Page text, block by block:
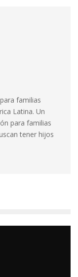
familias
Latina. Un
para familias
tener hijos